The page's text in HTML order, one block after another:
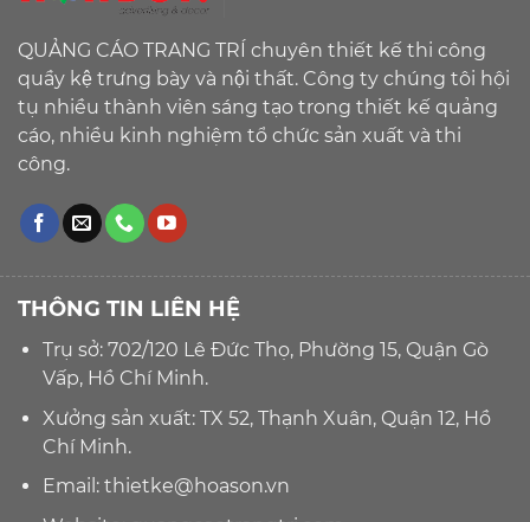
QUẢNG CÁO TRANG TRÍ chuyên thiết kế thi công
quầy kệ trưng bày và nội thất. Công ty chúng tôi hội
tụ nhiều thành viên sáng tạo trong thiết kế quảng
cáo, nhiều kinh nghiệm tổ chức sản xuất và thi
công.
THÔNG TIN LIÊN HỆ
Trụ sở: 702/120 Lê Đức Thọ, Phường 15, Quận Gò
Vấp, Hồ Chí Minh.
Xưởng sản xuất: TX 52, Thạnh Xuân, Quận 12, Hồ
Chí Minh.
Email: thietke@hoason.vn